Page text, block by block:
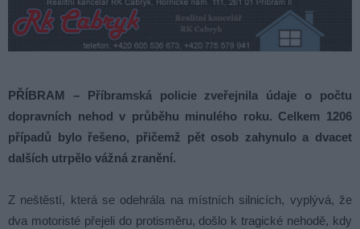
PŘÍBRAM – Příbramská policie zveřejnila údaje o počtu
dopravních nehod v průběhu minulého roku. Celkem 1206
případů bylo řešeno, přičemž pět osob zahynulo a dvacet
dalších utrpělo vážná zranění.
Z neštěstí, která se odehrála na místních silnicích, vyplývá, že
dva motoristé přejeli do protisměru, došlo k tragické nehodě, kdy